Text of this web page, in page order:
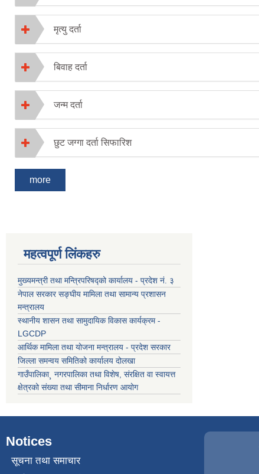
मृत्यु दर्ता
बिवाह दर्ता
जन्म दर्ता
छुट जग्गा दर्ता सिफारिश
more
महत्वपूर्ण लिंकहरु
मुख्यमन्त्री तथा मन्त्रिपरिषद्को कार्यालय - प्रदेश नं. ३
नेपाल सरकार सङ्घीय मामिला तथा सामान्य प्रशासन
मन्त्रालय
स्थानीय शासन तथा सामुदायिक विकास कार्यक्रम -
LGCDP
आर्थिक मामिला तथा योजना मन्त्रालय - प्रदेश सरकार
जिल्ला समन्वय समितिको कार्यालय दोलखा
गाउँपालिका¸ नगरपालिका तथा विशेष, संरक्षित वा स्वायत्त
क्षेत्रको संख्या तथा सीमाना निर्धारण आयोग
Notices
सूचना तथा समाचार